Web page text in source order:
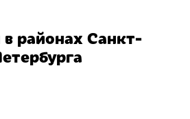
районах Санкт-